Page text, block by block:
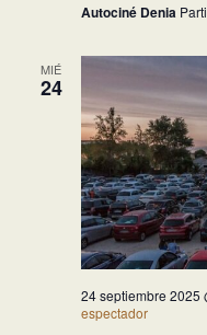
Autociné Denia
MIÉ
24
24 septiembre 2025
espectador